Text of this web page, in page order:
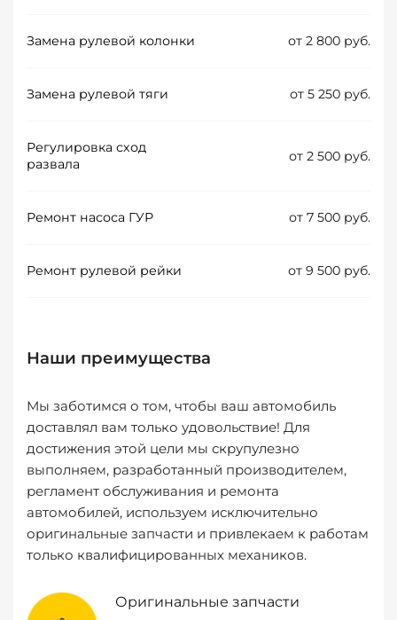
Замена рулевой колонки от 2 800 руб.
Замена рулевой тяги от 5 250 руб.
Регулировка сход
развала
от 2 500 руб.
Ремонт насоса ГУР от 7 500 руб.
Ремонт рулевой рейки от 9 500 руб.
Наши преимущества
Мы заботимся о том, чтобы ваш автомобиль
доставлял вам только удовольствие! Для
достижения этой цели мы скрупулезно
выполняем, разработанный производителем,
регламент обслуживания и ремонта
автомобилей, используем исключительно
оригинальные запчасти и привлекаем к работам
только квалифицированных механиков.
Оригинальные запчасти